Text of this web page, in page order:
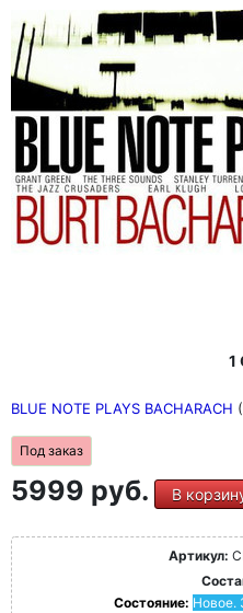
1
BLUE NOTE PLAYS BACHARACH
Под заказ
5999 руб. В
Артикул:
Состояние: Новое.